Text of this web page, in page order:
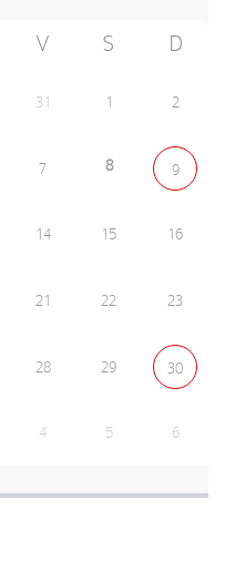
V S D
31 1 2
7 8 9
14 15 16
21 22 23
28 29 30
4 5 6